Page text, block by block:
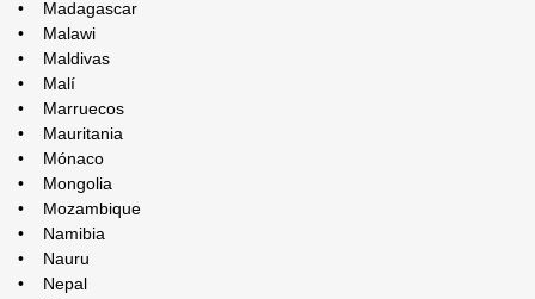
• Madagascar
• Malawi
• Maldivas
• Malí
• Marruecos
• Mauritania
• Mónaco
• Mongolia
• Mozambique
• Namibia
• Nauru
• Nepal